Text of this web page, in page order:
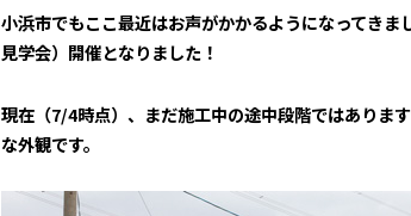
小浜市でもここ最近はお声がかかるようになってき
見学会）開催となりました！
現在（7/4時点）、まだ施工中の途中段階ではありま
な外観です。